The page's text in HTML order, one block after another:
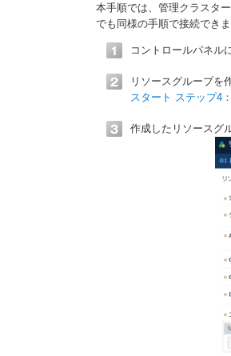
本手順では、管理クラスタ
でも同様の手順で接続でき
コントロールパネル
リソースグループを
スタート ステップ4
作成したリソースグ